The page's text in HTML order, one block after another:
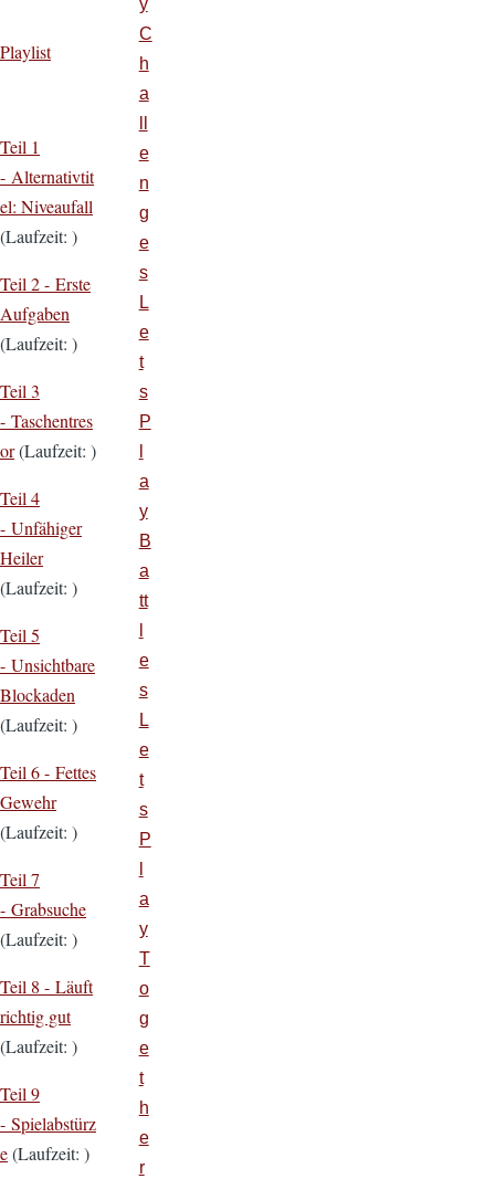
Playlist
Teil 1
- Alternativtit
el: Niveaufall
(Laufzeit: )
Teil 2 - Erste
Aufgaben
(Laufzeit: )
Teil 3
- Taschentres
or(Laufzeit: )
Teil 4
- Unfähiger
Heiler
(Laufzeit: )
Teil 5
- Unsichtbare
Blockaden
(Laufzeit: )
Teil 6 - Fettes
Gewehr
(Laufzeit: )
Teil 7
- Grabsuche
(Laufzeit: )
Teil 8 - Läuft
richtig gut
(Laufzeit: )
Teil 9
- Spielabstürz
e(Laufzeit: )
y
C
h
a
e
n
g
e
s
L
e
t
s
P
a
y
B
a
tt
e
s
L
e
t
s
P
a
y
T
o
g
e
t
h
e
r